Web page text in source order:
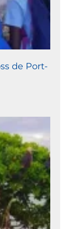
de Port-